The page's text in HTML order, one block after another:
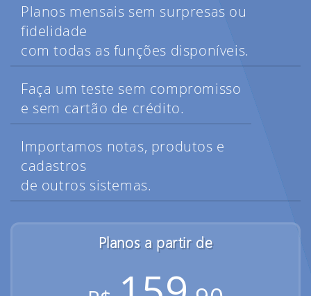
Planos mensais sem surpresas ou
fidelidade
com todas as funções disponíveis.
Faça um teste sem compromisso
e sem cartão de crédito.
Importamos notas, produtos e
cadastros
de outros sistemas.
Planos a partir de